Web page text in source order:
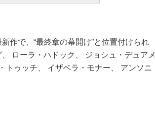
作で、“最終章の幕開け”と位置付けられ
ローラ・ハドック、 ジョシュ・デュアメ
トゥッチ、 イザベラ・モナー、 アンソニ